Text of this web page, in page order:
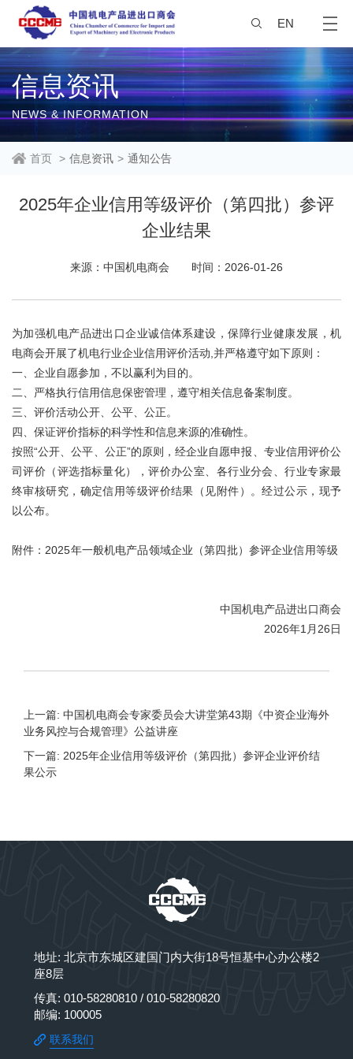
EN
信息资讯
NEWS & INFORMATION
首页 > 信息资讯 > 通知公告
2025年企业信用等级评价（第四批）参评
企业结果
来源：中国机电商会 时间：2026-01-26
为加强机电产品进出口企业诚信体系建设，保障行业健康发展，机
电商会开展了机电行业企业信用评价活动,并严格遵守如下原则：
一、企业自愿参加，不以赢利为目的。
二、严格执行信用信息保密管理，遵守相关信息备案制度。
三、评价活动公开、公平、公正。
四、保证评价指标的科学性和信息来源的准确性。
按照“公开、公平、公正”的原则，经企业自愿申报、专业信用评价公
司评价（评选指标量化），评价办公室、各行业分会、行业专家最
终审核研究，确定信用等级评价结果（见附件）。经过公示，现予
以公布。
附件： 2025年一般机电产品领域企业（第四批）参评企业信用等级
中国机电产品进出口商会
2026年1月26日
上一篇: 中国机电商会专家委员会大讲堂第43期《中资企业海外
业务风控与合规管理》公益讲座
下一篇: 2025年企业信用等级评价（第四批）参评企业评价结
果公示
地址: 北京市东城区建国门内大街18号恒基中心办公楼2
座8层
传真: 010-58280810 / 010-58280820
邮编: 100005
联系我们